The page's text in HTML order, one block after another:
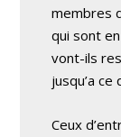
membres
qui sont
vont-ils
jusqu’a
Ceux